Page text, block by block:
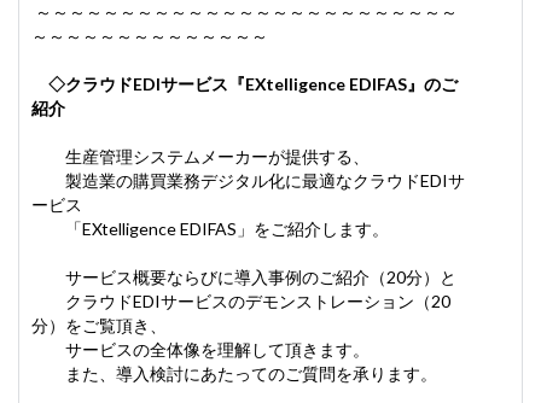
～～～～～～～～～～～～～～～～～～～～～～～～～
～～～～～～～～～～～～～～
◇クラウドEDIサービス『EXtelligence EDIFAS』のご
紹介
生産管理システムメーカーが提供する、
製造業の購買業務デジタル化に最適なクラウドEDIサ
ービス
「EXtelligence EDIFAS」をご紹介します。
サービス概要ならびに導入事例のご紹介（20分）と
クラウドEDIサービスのデモンストレーション（20
分）をご覧頂き、
サービスの全体像を理解して頂きます。
また、導入検討にあたってのご質問を承ります。